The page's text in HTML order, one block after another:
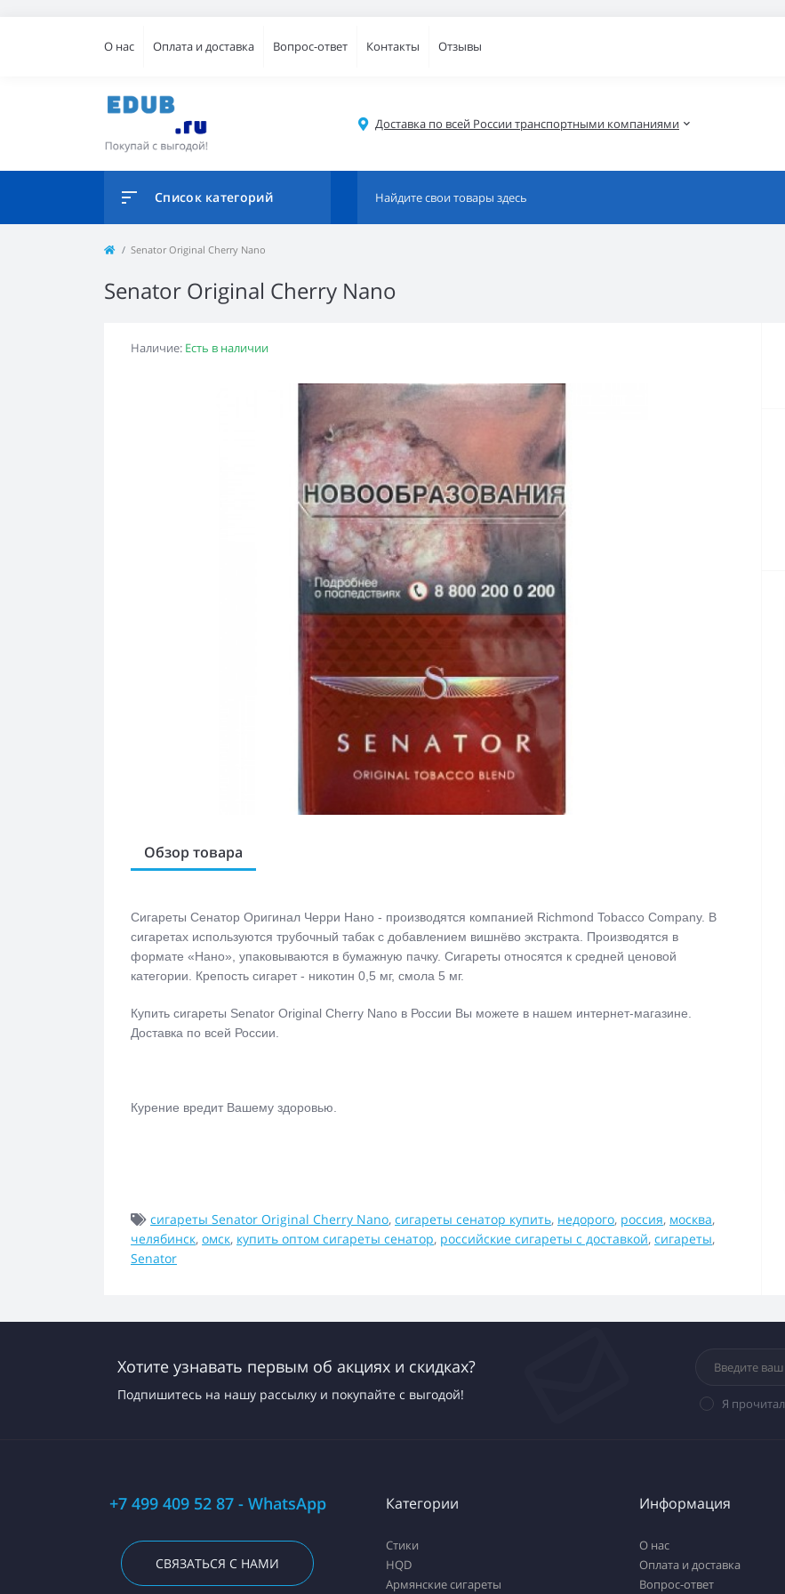
О нас Оплата и доставка Вопрос-ответ Контакты Отзывы
Доставка по всей России транспортными компаниями
Список категорий
Senator Original Cherry Nano
Senator Original Cherry Nano
Наличие: Есть в наличии
Обзор товара
Сигареты Сенатор Оригинал Черри Нано - производятся компанией Richmond Tobacco Company. В
сигаретах используются трубочный табак с добавлением вишнёво экстракта. Производятся в
формате «Нано», упаковываются в бумажную пачку. Сигареты относятся к средней ценовой
категории. Крепость сигарет - никотин 0,5 мг, смола 5 мг.
Купить сигареты Senator Original Cherry Nano в России Вы можете в нашем интернет-магазине.
Доставка по всей России.
Курение вредит Вашему здоровью.
сигареты Senator Original Cherry Nano, сигареты сенатор купить, недорого, россия, москва,
челябинск, омск, купить оптом сигареты сенатор, российские сигареты с доставкой, сигареты,
Senator
Хотите узнавать первым об акциях и скидках?
Подпишитесь на нашу рассылку и покупайте с выгодой!
Я прочитал
+7 499 409 52 87 - WhatsApp
СВЯЗАТЬСЯ С НАМИ
Категории
Стики
HQD
Армянские сигареты
Информация
О нас
Оплата и доставка
Вопрос-ответ